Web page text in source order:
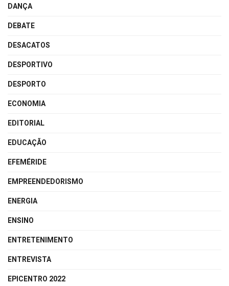
DANÇA
DEBATE
DESACATOS
DESPORTIVO
DESPORTO
ECONOMIA
EDITORIAL
EDUCAÇÃO
EFEMÉRIDE
EMPREENDEDORISMO
ENERGIA
ENSINO
ENTRETENIMENTO
ENTREVISTA
EPICENTRO 2022